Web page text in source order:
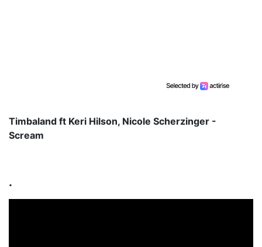
Timbaland ft Keri Hilson, Nicole Scherzinger -
Scream
.